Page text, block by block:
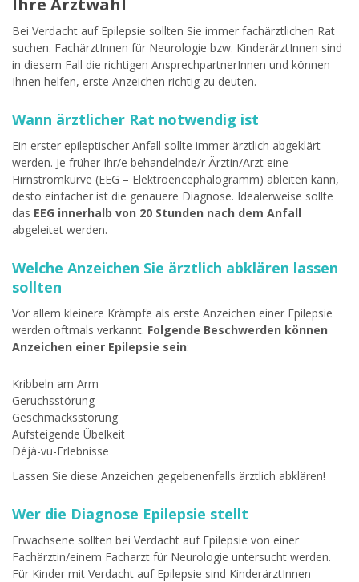
Ihre Arztwahl
Bei Verdacht auf Epilepsie sollten Sie immer fachärztlichen Rat
suchen. FachärztInnen für Neurologie bzw. KinderärztInnen sind
in diesem Fall die richtigen AnsprechpartnerInnen und können
Ihnen helfen, erste Anzeichen richtig zu deuten.
Wann ärztlicher Rat notwendig ist
Ein erster epileptischer Anfall sollte immer ärztlich abgeklärt
werden. Je früher Ihr/e behandelnde/r Ärztin/Arzt eine
Hirnstromkurve (EEG – Elektroencephalogramm) ableiten kann,
desto einfacher ist die genauere Diagnose. Idealerweise sollte
das EEG innerhalb von 20 Stunden nach dem Anfall
abgeleitet werden.
Welche Anzeichen Sie ärztlich abklären lassen
sollten
Vor allem kleinere Krämpfe als erste Anzeichen einer Epilepsie
werden oftmals verkannt. Folgende Beschwerden können
Anzeichen einer Epilepsie sein:
Kribbeln am Arm
Geruchsstörung
Geschmacksstörung
Aufsteigende Übelkeit
Déjà-vu-Erlebnisse
Lassen Sie diese Anzeichen gegebenenfalls ärztlich abklären!
Wer die Diagnose Epilepsie stellt
Erwachsene sollten bei Verdacht auf Epilepsie von einer
Fachärztin/einem Facharzt für Neurologie untersucht werden.
Für Kinder mit Verdacht auf Epilepsie sind KinderärztInnen